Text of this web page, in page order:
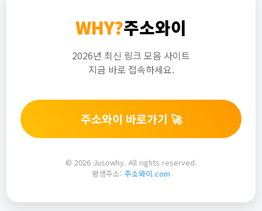
WHY?주소와이
2026년 최신 링크 모음 사이트
지금 바로 접속하세요.
주소와이 바로가기 🚀
© 2026 Jusowhy. All rights reserved.
평생주소: 주소와이.com